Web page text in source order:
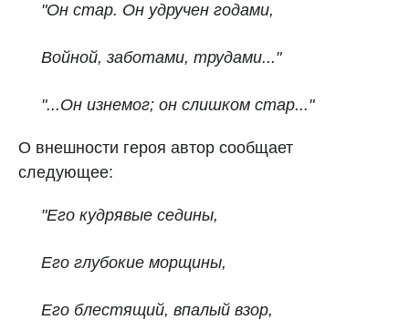
"Он стар. Он удручен годами,
Войной, заботами, трудами..."
"...Он изнемог; он слишком стар..."
О внешности героя автор сообщает
следующее:
"Его кудрявые седины,
Его глубокие морщины,
Его блестящий, впалый взор,